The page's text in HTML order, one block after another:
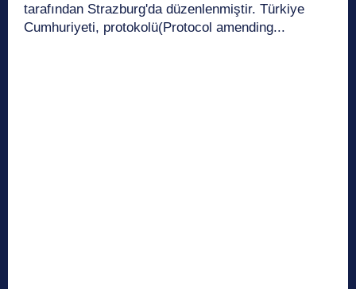
tarafından Strazburg'da düzenlenmiştir. Türkiye
Cumhuriyeti, protokolü(Protocol amending...